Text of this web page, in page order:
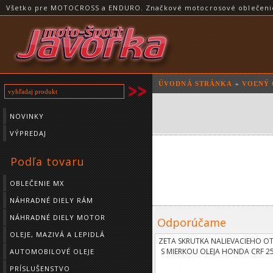
Všetko pre MOTOCROSS a ENDURO. Značkové motocrosové
NOVINKY
VÝPREDAJ
Podľa tovaru
OBLEČENIE MX
NÁHRADNÉ DIELY RÁM
NÁHRADNÉ DIELY MOTOR
OLEJE, MAZIVÁ A LEPIDLÁ
AUTOMOBILOVÉ OLEJE
PRÍSLUŠENSTVO
ÚVODNÁ STRÁNKA » VOĽNÝ
Odporúčame
ZETA SKRUTKA NALIEVACIEHO
S MIERKOU OLEJA HONDA CRF